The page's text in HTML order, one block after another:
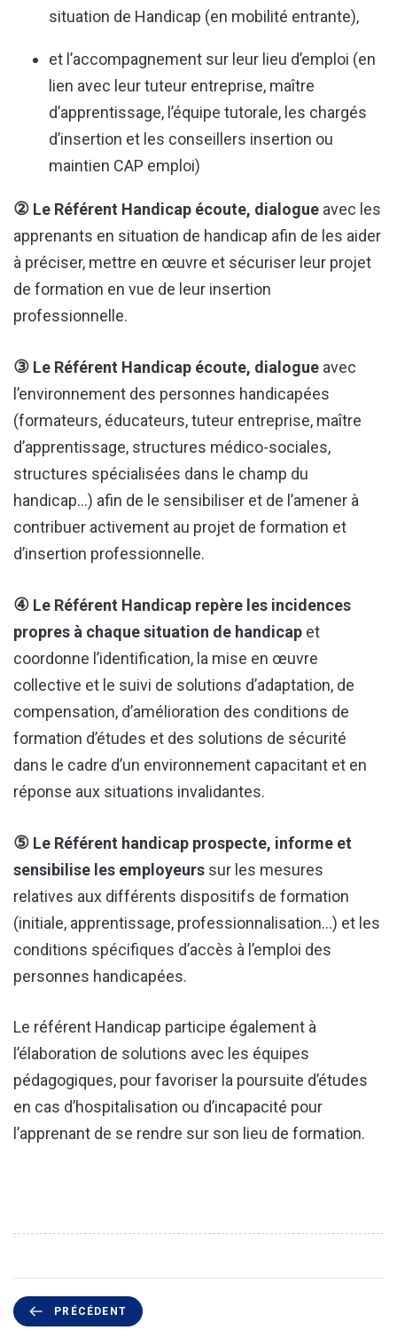
situation de Handicap (en mobilité entrante),
et l’accompagnement sur leur lieu d’emploi (en
lien avec leur tuteur entreprise, maître
d’apprentissage, l’équipe tutorale, les chargés
d’insertion et les conseillers insertion ou
maintien CAP emploi)
② Le Référent Handicap écoute, dialogue avec les
apprenants en situation de handicap afin de les aider
à préciser, mettre en œuvre et sécuriser leur projet
de formation en vue de leur insertion
professionnelle.
③ Le Référent Handicap écoute, dialogue avec
l’environnement des personnes handicapées
(formateurs, éducateurs, tuteur entreprise, maître
d’apprentissage, structures médico-sociales,
structures spécialisées dans le champ du
handicap…) afin de le sensibiliser et de l’amener à
contribuer activement au projet de formation et
d’insertion professionnelle.
④ Le Référent Handicap repère les incidences
propres à chaque situation de handicap et
coordonne l’identification, la mise en œuvre
collective et le suivi de solutions d’adaptation, de
compensation, d’amélioration des conditions de
formation d’études et des solutions de sécurité
dans le cadre d’un environnement capacitant et en
réponse aux situations invalidantes.
⑤ Le Référent handicap prospecte, informe et
sensibilise les employeurs sur les mesures
relatives aux différents dispositifs de formation
(initiale, apprentissage, professionnalisation…) et les
conditions spécifiques d’accès à l’emploi des
personnes handicapées.
Le référent Handicap participe également à
l’élaboration de solutions avec les équipes
pédagogiques, pour favoriser la poursuite d’études
en cas d’hospitalisation ou d’incapacité pour
l’apprenant de se rendre sur son lieu de formation.
PRÉCÉDENT